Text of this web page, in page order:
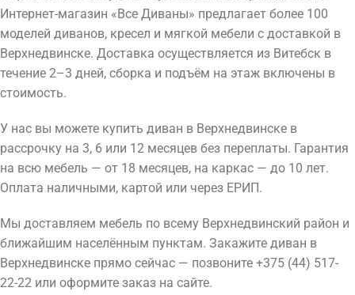
Интернет-магазин «Все Диваны» предлагает более 100
моделей диванов, кресел и мягкой мебели с доставкой в
Верхнедвинске. Доставка осуществляется из Витебск в
течение 2–3 дней, сборка и подъём на этаж включены в
стоимость.
У нас вы можете купить диван в Верхнедвинске в
рассрочку на 3, 6 или 12 месяцев без переплаты. Гарантия
на всю мебель — от 18 месяцев, на каркас — до 10 лет.
Оплата наличными, картой или через ЕРИП.
Мы доставляем мебель по всему Верхнедвинский район и
ближайшим населённым пунктам. Закажите диван в
Верхнедвинске прямо сейчас — позвоните +375 (44) 517-
22-22 или оформите заказ на сайте.